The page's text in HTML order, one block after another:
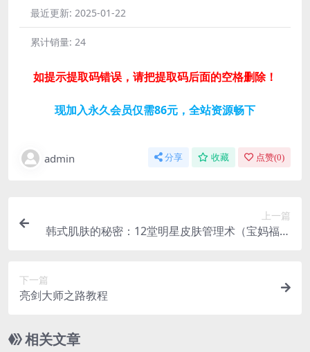
最近更新: 2025-01-22
累计销量: 24
如提示提取码错误，请把提取码后面的空格删除！
现加入永久会员仅需86元，全站资源畅下
admin 分享 收藏 点赞(0)
上一篇
韩式肌肤的秘密：12堂明星皮肤管理术（宝妈福利
下一篇
亮剑大师之路教程
相关文章